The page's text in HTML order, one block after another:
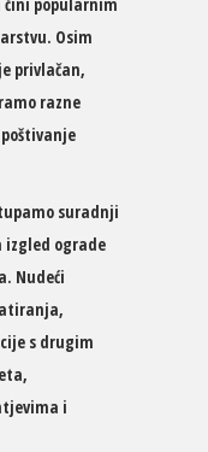
Osim
privlačan,
razne
suradnji
izgled ograde
Nudeći
s drugim
i